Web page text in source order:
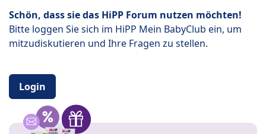
Schön, dass sie das HiPP Forum nutzen möchten!
Bitte loggen Sie sich im HiPP Mein BabyClub ein, um
mitzudiskutieren und Ihre Fragen zu stellen.
Login